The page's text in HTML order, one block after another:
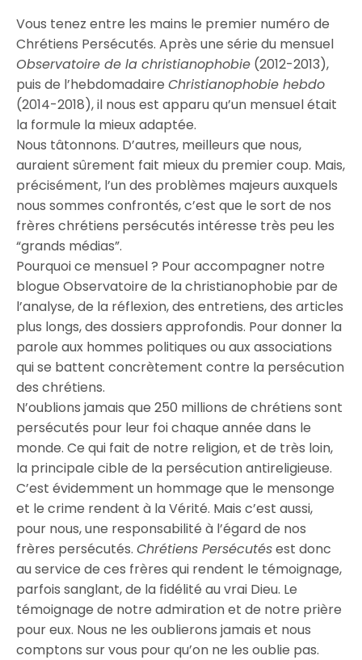
Vous tenez entre les mains le premier numéro de
Chrétiens Persécutés. Après une série du mensuel
Observatoire de la christianophobie (2012-2013),
puis de l’hebdomadaireChristianophobie hebdo
(2014-2018), il nous est apparu qu’un mensuel était
la formule la mieux adaptée.
Nous tâtonnons. D’autres, meilleurs que nous,
auraient sûrement fait mieux du premier coup. Mais,
précisément, l’un des problèmes majeurs auxquels
nous sommes confrontés, c’est que le sort de nos
frères chrétiens persécutés intéresse très peu les
“grands médias”.
Pourquoi ce mensuel ? Pour accompagner notre
blogue Observatoire de la christianophobie par de
l’analyse, de la réflexion, des entretiens, des articles
plus longs, des dossiers approfondis. Pour donner la
parole aux hommes politiques ou aux associations
qui se battent concrètement contre la persécution
des chrétiens.
N’oublions jamais que 250 millions de chrétiens sont
persécutés pour leur foi chaque année dans le
monde. Ce qui fait de notre religion, et de très loin,
la principale cible de la persécution antireligieuse.
C’est évidemment un hommage que le mensonge
et le crime rendent à la Vérité. Mais c’est aussi,
pour nous, une responsabilité à l’égard de nos
frères persécutés.Chrétiens Persécutésest donc
au service de ces frères qui rendent le témoignage,
parfois sanglant, de la fidélité au vrai Dieu. Le
témoignage de notre admiration et de notre prière
pour eux. Nous ne les oublierons jamais et nous
comptons sur vous pour qu’on ne les oublie pas.